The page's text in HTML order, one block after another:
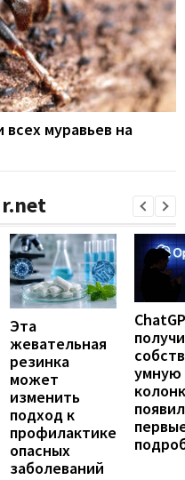
муравьев на
Эта
жевательная
резинка
может
изменить
подход к
профилактике
опасных
заболеваний
умную